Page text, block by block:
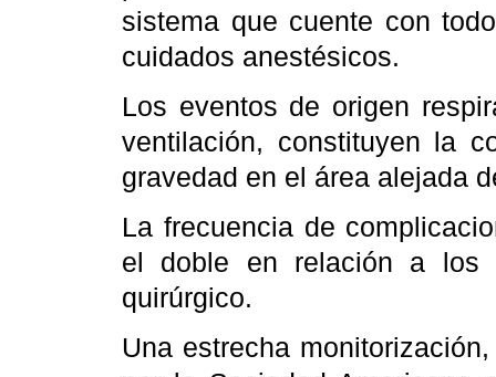
sistema que cuente con
cuidados anestésicos.
Los eventos de origen
ventilación, constituyen la
gravedad en el área alejada
La frecuencia de
el doble en relación a los
quirúrgico.
Una estrecha